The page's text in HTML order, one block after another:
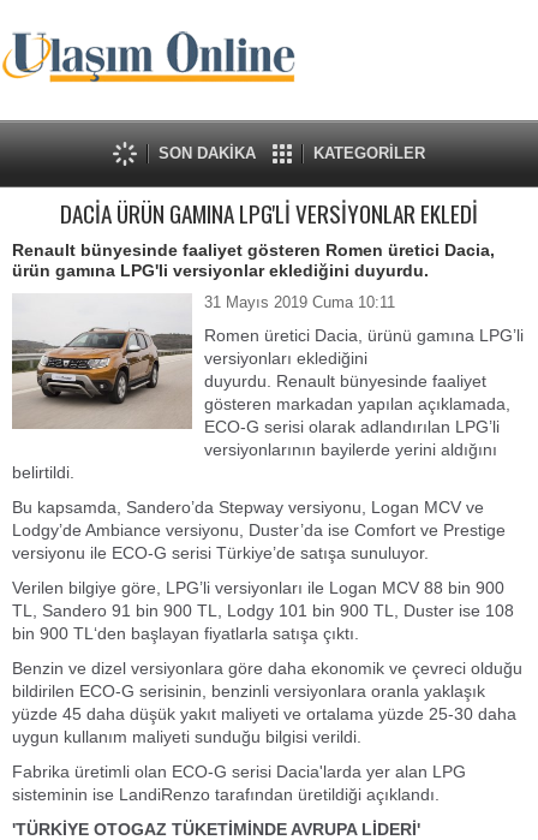
SON DAKİKA KATEGORİLER
DACİA ÜRÜN GAMINA LPG'Lİ VERSİYONLAR EKLEDİ
Renault bünyesinde faaliyet gösteren Romen üretici Dacia,
ürün gamına LPG'li versiyonlar eklediğini duyurdu.
31 Mayıs 2019 Cuma 10:11
Romen üretici Dacia, ürünü gamına LPG’li
versiyonları eklediğini
duyurdu. Renault bünyesinde faaliyet
gösteren markadan yapılan açıklamada,
ECO-G serisi olarak adlandırılan LPG’li
versiyonlarının bayilerde yerini aldığını
belirtildi.
Bu kapsamda, Sandero’da Stepway versiyonu, Logan MCV ve
Lodgy’de Ambiance versiyonu, Duster’da ise Comfort ve Prestige
versiyonu ile ECO-G serisi Türkiye’de satışa sunuluyor.
Verilen bilgiye göre, LPG’li versiyonları ile Logan MCV 88 bin 900
TL, Sandero 91 bin 900 TL, Lodgy 101 bin 900 TL, Duster ise 108
bin 900 TL‘den başlayan fiyatlarla satışa çıktı.
Benzin ve dizel versiyonlara göre daha ekonomik ve çevreci olduğu
bildirilen ECO-G serisinin, benzinli versiyonlara oranla yaklaşık
yüzde 45 daha düşük yakıt maliyeti ve ortalama yüzde 25-30 daha
uygun kullanım maliyeti sunduğu bilgisi verildi.
Fabrika üretimli olan ECO-G serisi Dacia'larda yer alan LPG
sisteminin ise LandiRenzo tarafından üretildiği açıklandı.
'TÜRKİYE OTOGAZ TÜKETİMİNDE AVRUPA LİDERİ'